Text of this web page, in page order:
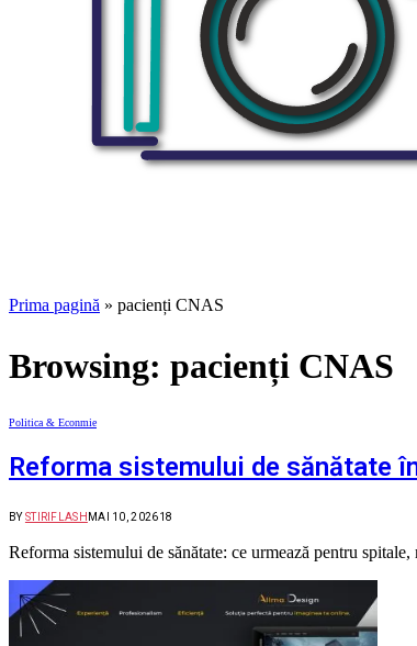
Prima pagină » pacienți CNAS
Browsing: pacienți CNAS
Politica & Econmie
Reforma sistemului de sănătate
BY STIRIFLASH MAI 10, 202618
Reforma sistemului de sănătate: ce urmează pentru